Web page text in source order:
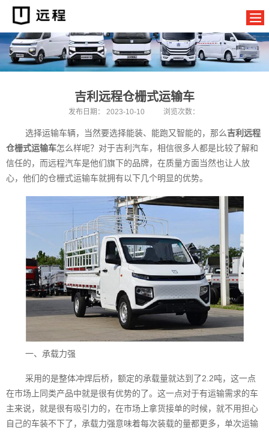
吉利远程仓栅式运输车
发布日期： 2023-10-10 浏览次数：
选择运输车辆，当然要选择能装、能跑又智能的，那么吉利远程
仓栅式运输车怎么样呢？对于吉利汽车，相信很多人都是比较了解和
信任的，而远程汽车是他们旗下的品牌，在质量方面当然也让人放
心，他们的仓栅式运输车就拥有以下几个明显的优势。
一、承载力强
采用的是整体冲焊后桥，额定的承载量就达到了2.2吨，这一点
在市场上同类产品中就是很有优势的了。这一点对于有运输需求的车
主来说，就是很有吸引力的，在市场上拿货接单的时候，就不用担心
自己的车装不下了，承载力强意味着每次装载的量都更多，单次运输